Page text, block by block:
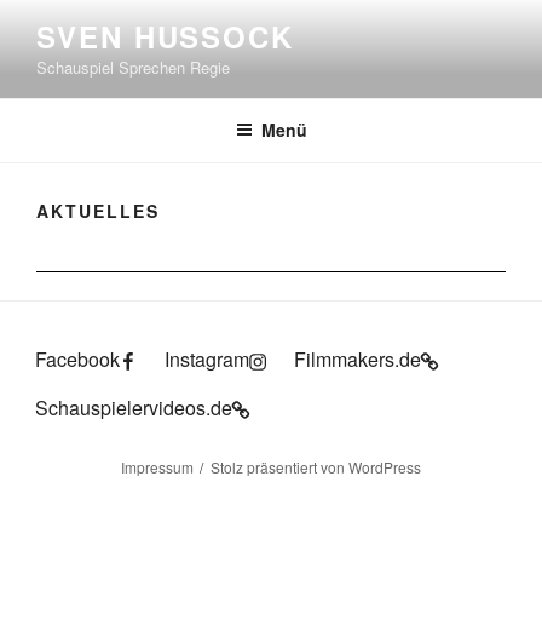
Inhalt
springen
SVEN HUSSOCK
Schauspiel Sprechen Regie
Menü
AKTUELLES
Facebook Instagram
Filmmakers.de
Schauspielervideos.de
Impressum Stolz präsentiert von WordPress